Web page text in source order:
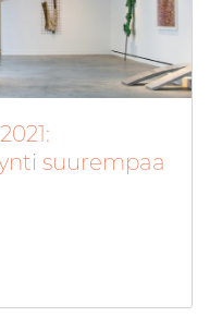
suurempaa